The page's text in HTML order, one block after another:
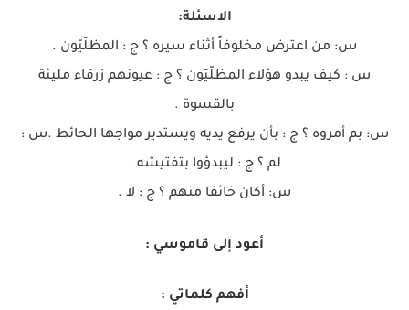
الاسئلة:
س: من اعترض مخلوفاً أثناء سيره ؟ ج : المظلّيّون .
س : كيف يبدو هؤلاء المظلّيّون ؟ ج : عيونهم زرقاء مليئة
بالقسوة .
س: بم أمروه ؟ ج : بأن يرفع يديه ويستدير مواجها الحائط .س :
لم ؟ ج : ليبدؤوا بتفتيشه .
س: أكان خائفا منهم ؟ ج : لا .
أعود إلى قاموسي :
أفهم كلماتي :